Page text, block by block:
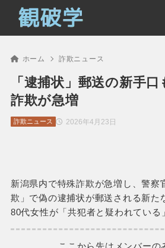
ホーム 詐欺ニュース
「逮捕状」郵送の新手
詐欺が急増
2026年4月23日
詐欺ニュース
新潟県内で特殊詐欺が急増し、警察
欺」で偽の逮捕状が郵送される新た
80代女性が「共犯者と疑われてい
ここから先はメンバーの